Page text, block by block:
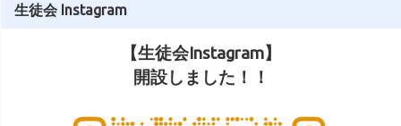
生徒会 Instagram
【生徒会Instagram】
開設しました！！